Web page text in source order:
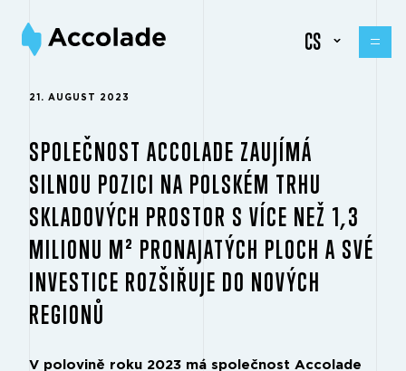
CS
21. AUGUST 2023
SPOLEČNOST ACCOLADE ZAUJÍMÁ
SILNOU POZICI NA POLSKÉM TRHU
SKLADOVÝCH PROSTOR S VÍCE NEŽ 1,3
MILIONU M² PRONAJATÝCH PLOCH A SVÉ
INVESTICE ROZŠIŘUJE DO NOVÝCH
REGIONŮ
V polovině roku 2023 má společnost Accolade